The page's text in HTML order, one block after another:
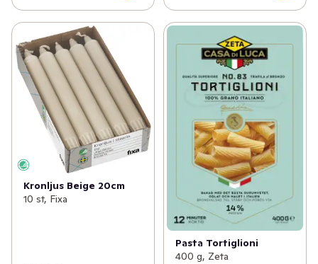
Kronljus Beige 20cm
10 st, Fixa
Pasta Tortiglioni
400 g, Zeta